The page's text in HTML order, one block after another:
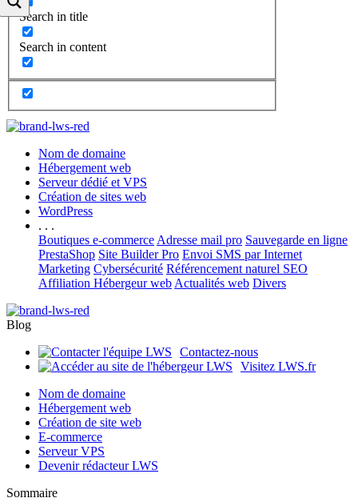
Search in title
Search in content
Nom de domaine
Hébergement web
Serveur dédié et VPS
Création de sites web
WordPress
. . .
Boutiques e-commerce Adresse mail pro Sauvegarde en ligne
PrestaShop Site Builder Pro Envoi SMS par Internet
Marketing Cybersécurité Référencement naturel SEO
Affiliation Hébergeur web Actualités web Divers
Blog
Contactez-nous
Visitez LWS.fr
Nom de domaine
Hébergement web
Création de site web
E-commerce
Serveur VPS
Devenir rédacteur LWS
Sommaire